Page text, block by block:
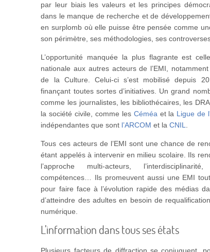
par leur biais les valeurs et les principes
dans le manque de recherche et de
en surplomb où elle puisse être pensée comme
son périmètre, ses méthodologies, ses
L’opportunité manquée la plus flagrante est
nationale aux autres acteurs de l’EMI,
de la Culture. Celui-ci s’est mobilisé depuis
finançant toutes sortes d’initiatives. Un grand
comme les journalistes, les bibliothécaires, les
la société civile, comme les Céméaet la Ligue de
indépendantes que sont l’ARCOM et laCNIL.
Tous ces acteurs de l’EMI sont une chance de
étant appelés à intervenir en milieu scolaire. Ils
l’approche multi-acteurs,
compétences… Ils promeuvent aussi une EMI
pour faire face à l’évolution rapide des médias
d’atteindre des adultes en besoin de
numérique.
L’information dans tous ses états